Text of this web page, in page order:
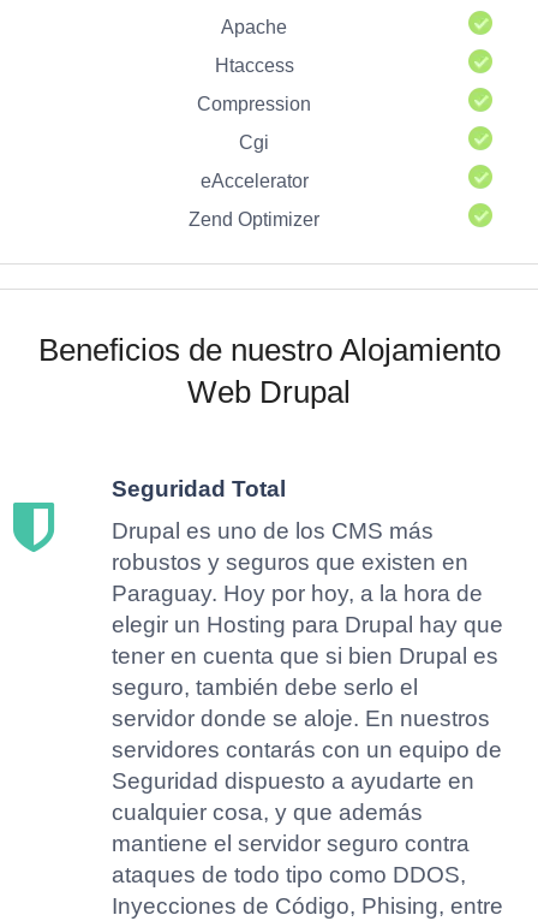
Apache
Htaccess
Compression
Cgi
eAccelerator
Zend Optimizer
Beneficios de nuestro Alojamiento
Web Drupal
Seguridad Total
Drupal es uno de los CMS más
robustos y seguros que existen en
Paraguay. Hoy por hoy, a la hora de
elegir un Hosting para Drupal hay que
tener en cuenta que si bien Drupal es
seguro, también debe serlo el
servidor donde se aloje. En nuestros
servidores contarás con un equipo de
Seguridad dispuesto a ayudarte en
cualquier cosa, y que además
mantiene el servidor seguro contra
ataques de todo tipo como DDOS,
Inyecciones de Código, Phising, entre